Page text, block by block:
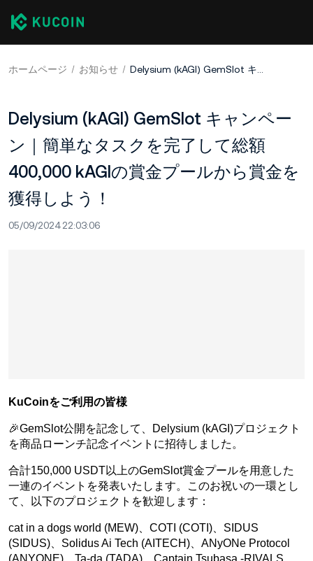
ホームページ お知らせ Delysium (kAGI) GemSlot キャンペーン｜簡単なタスクを完了して総額400,000 kAGIの賞金プールから賞金を獲得しよう！
Delysium (kAGI) GemSlot キャンペー
ン｜簡単なタスクを完了して総額
400,000 kAGIの賞金プールから賞金を
獲得しよう！
05/09/2024 22:03:06
KuCoinをご利用の皆様
🎉GemSlot公開を記念して、Delysium (kAGI)プロジェクト
を商品ローンチ記念イベントに招待しました。
合計150,000 USDT以上のGemSlot賞金プールを用意した
一連のイベントを発表いたします。このお祝いの一環とし
て、以下のプロジェクトを歓迎します：
cat in a dogs world (MEW)、COTI (COTI)、SIDUS
(SIDUS)、Solidus Ai Tech (AITECH)、ANyONe Protocol
(ANYONE)、Ta-da (TADA)、Captain Tsubasa -RIVALS